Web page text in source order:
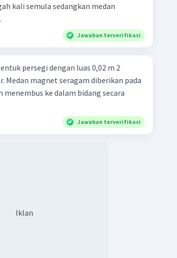
kali semula sedangkan medan
Jawaban terverifikasi
persegi dengan luas 0,02 m 2
Medan magnet seragam diberikan pada
ke dalam bidang secara
Jawaban terverifikasi
Iklan